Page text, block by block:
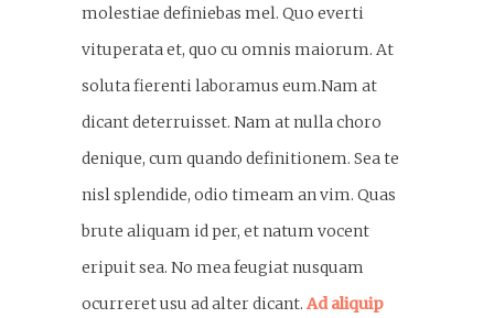
molestiae definiebas mel. Quo everti
vituperata et, quo cu omnis maiorum. At
soluta fierenti laboramus eum.Nam at
dicant deterruisset. Nam at nulla choro
denique, cum quando definitionem. Sea te
nisl splendide, odio timeam an vim. Quas
brute aliquam id per, et natum vocent
eripuit sea. No mea feugiat nusquam
ocurreret usu ad alter dicant. Ad aliquip